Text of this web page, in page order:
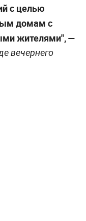
с целью
домам с
жителями", —
вечернего